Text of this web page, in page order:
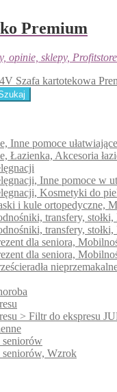
Premium
opinie, sklepy,
Szafa kartotekowa
Inne pomoce
Łazienka, Akcesoria
Inne pomoce w
Kosmetyki do
i kule ortopedyczne,
transfery,
transfery,
dla seniora,
dla seniora,
> Filtr do ekspresu
seniorów
Wzrok